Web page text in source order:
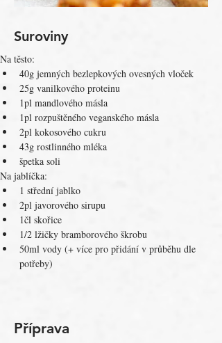
Suroviny
Na těsto:
40g jemných bezlepkových ovesných vloček
25g vanilkového proteinu
1pl mandlového másla
1pl rozpuštěného veganského másla
2pl kokosového cukru
43g rostlinného mléka
špetka soli
Na jablíčka:
1 střední jablko
2pl javorového sirupu
1čl skořice
1/2 lžičky bramborového škrobu
50ml vody (+ více pro přidání v průběhu dle
potřeby)
Příprava